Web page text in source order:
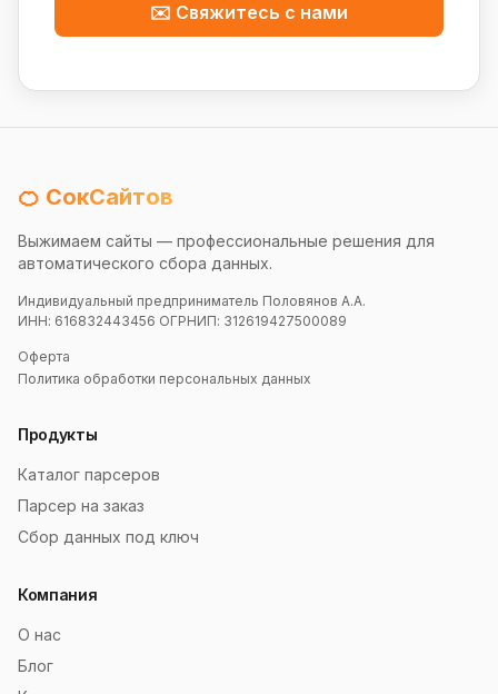
✉️ Свяжитесь с нами
🍊 СокСайтов
Выжимаем сайты — профессиональные решения для
автоматического сбора данных.
Индивидуальный предприниматель Половянов А.А.
ИНН: 616832443456 ОГРНИП: 312619427500089
Оферта
Политика обработки персональных данных
Продукты
Каталог парсеров
Парсер на заказ
Сбор данных под ключ
Компания
О нас
Блог